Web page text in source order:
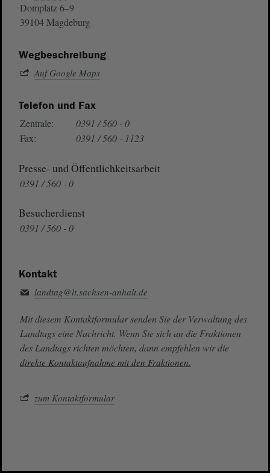
Domplatz 6–9
39104 Magdeburg
Wegbeschreibung
Auf Google Maps
Telefon und Fax
Zentrale:
0391 / 560 - 0
Fax:
0391 / 560 - 1123
Presse- und Öffentlichkeitsarbeit
0391 / 560 - 0
Besucherdienst
0391 / 560 - 0
Kontakt
landtag@lt.sachsen-anhalt.de
Mit diesem Kontaktformular senden Sie der Verwaltung des
Landtags eine Nachricht. Wenn Sie sich an die Fraktionen
des Landtags richten möchten, dann empfehlen wir die
direkte Kontaktaufnahme mit den Fraktionen.
zum Kontaktformular